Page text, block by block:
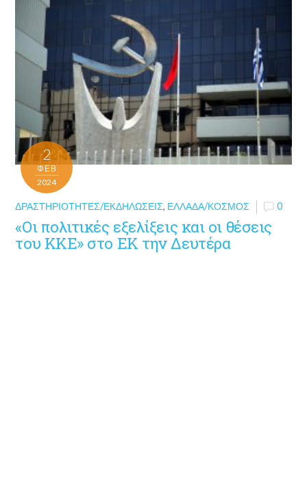
2
ΦΕΒ
2024
ΔΡΑΣΤΗΡΙΌΤΗΤΕΣ/ΕΚΔΗΛΏΣΕΙΣ, ΕΛΛΆΔΑ/ΚΌΣΜΟΣ 0
«Οι πολιτικές εξελίξεις και οι θέσεις
του ΚΚΕ» στο ΕΚ την Δευτέρα